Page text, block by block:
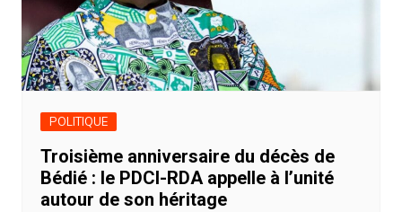
POLITIQUE
Troisième anniversaire du décès de
Bédié : le PDCI-RDA appelle à l’unité
autour de son héritage